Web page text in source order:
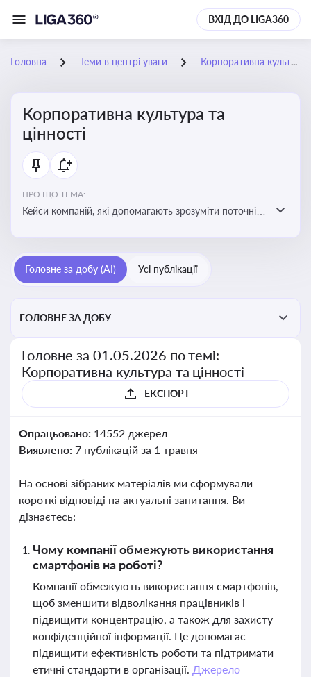
ВХІД ДО LIGA360
Головна Теми в центрі уваги Корпоративна культура та цінності
Корпоративна культура та
цінності
ПРО ЩО ТЕМА:
Кейси компаній, які допомагають зрозуміти поточні
бізнес-середовища
Головне за добу (AI) Усі публікації
ГОЛОВНЕ ЗА ДОБУ
Головне за 01.05.2026 по темі:
Корпоративна культура та цінності
ЕКСПОРТ
Опрацьовано: 14552 джерел
Виявлено: 7 публікацій за 1 травня
На основі зібраних матеріалів ми сформували
короткі відповіді на актуальні запитання. Ви
дізнаєтесь:
Чому компанії обмежують використання
смартфонів на роботі?
Компанії обмежують використання смартфонів,
щоб зменшити відволікання працівників і
підвищити концентрацію, а також для захисту
конфіденційної інформації. Це допомагає
підвищити ефективність роботи та підтримати
етичні стандарти в організації. Джерело